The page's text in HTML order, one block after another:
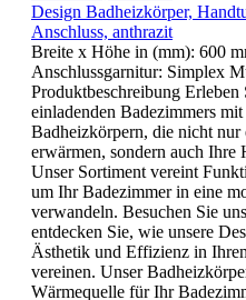
Design Badheizkörper,
Anschluss, anthrazit
Breite x Höhe in (mm): 600
Anschlussgarnitur: Simplex
Produktbeschreibung
einladenden Badezimmers
Badheizkörpern, die nicht
erwärmen, sondern auch Ihre
Unser Sortiment vereint
um Ihr Badezimmer in eine
verwandeln. Besuchen Sie
entdecken Sie, wie unsere
Ästhetik und Effizienz in
vereinen. Unser
Wärmequelle für Ihr